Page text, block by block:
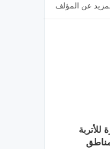
عن المؤلف
للأتربة